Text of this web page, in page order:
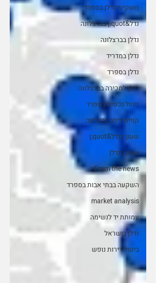
משקיעי נדלן בספרד
נדל&quot;ן בברצלונה
נדלן בברצלונה
נדלן במדריד
נדלן בספרד
נדלן למכירה בברצלונה
ניהול נכסים בספרד
קניית דירה ברצלונה
שעון הנדל&quot;ן
שעון הנדלן
From the news
השקעה בבתי אבות בספרד
market analysis
עמותת יד לנשימה
נדלן בישראל
ביטול דירות נופש